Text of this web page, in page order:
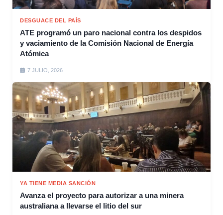
DESGUACE DEL PAÍS
ATE programó un paro nacional contra los despidos
y vaciamiento de la Comisión Nacional de Energía
Atómica
7 JULIO, 2026
YA TIENE MEDIA SANCIÓN
Avanza el proyecto para autorizar a una minera
australiana a llevarse el litio del sur